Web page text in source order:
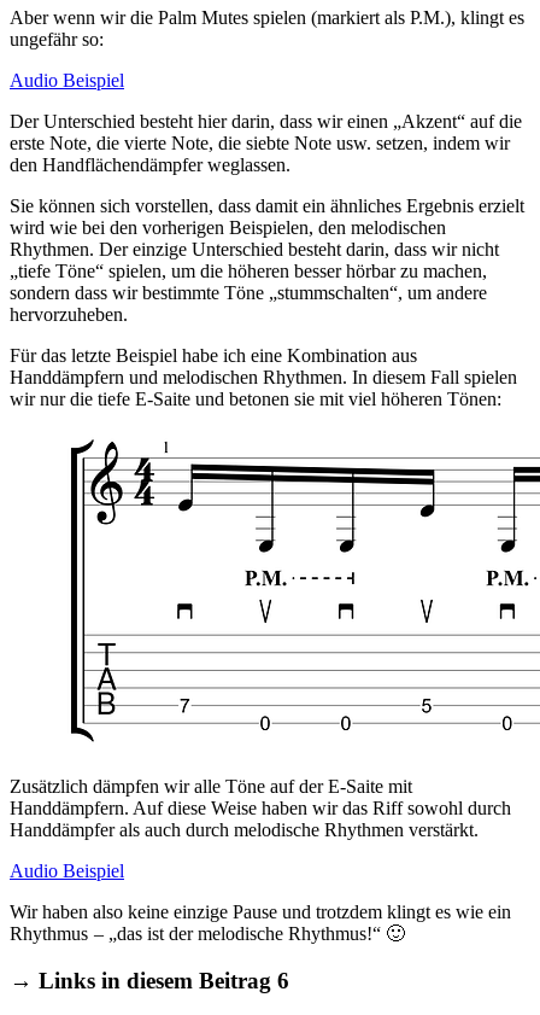
Aber wenn wir die Palm Mutes spielen (markiert als P.M.), klingt es
ungefähr so:
Audio Beispiel
Der Unterschied besteht hier darin, dass wir einen „Akzent“ auf die
erste Note, die vierte Note, die siebte Note usw. setzen, indem wir
den Handflächendämpfer weglassen.
Sie können sich vorstellen, dass damit ein ähnliches Ergebnis erzielt
wird wie bei den vorherigen Beispielen, den melodischen
Rhythmen. Der einzige Unterschied besteht darin, dass wir nicht
„tiefe Töne“ spielen, um die höheren besser hörbar zu machen,
sondern dass wir bestimmte Töne „stummschalten“, um andere
hervorzuheben.
Für das letzte Beispiel habe ich eine Kombination aus
Handdämpfern und melodischen Rhythmen. In diesem Fall spielen
wir nur die tiefe E-Saite und betonen sie mit viel höheren Tönen:
Zusätzlich dämpfen wir alle Töne auf der E-Saite mit
Handdämpfern. Auf diese Weise haben wir das Riff sowohl durch
Handdämpfer als auch durch melodische Rhythmen verstärkt.
Audio Beispiel
Wir haben also keine einzige Pause und trotzdem klingt es wie ein
Rhythmus – „das ist der melodische Rhythmus!“ 🙂
→ Links in diesem Beitrag 6